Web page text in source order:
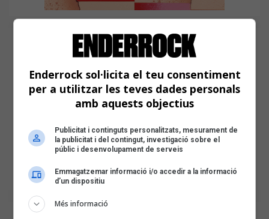
Enderrock sol·licita el teu consentiment
per a utilitzar les teves dades personals
amb aquests objectius
Publicitat i continguts personalitzats, mesurament de
la publicitat i del contingut, investigació sobre el
públic i desenvolupament de serveis
Emmagatzemar informació i/o accedir a la informació
d’un dispositiu
Més informació